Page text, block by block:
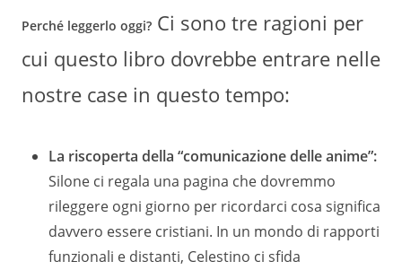
Perché leggerlo oggi? Ci sono tre ragioni per
cui questo libro dovrebbe entrare nelle
nostre case in questo tempo:
La riscoperta della “comunicazione delle anime”:
Silone ci regala una pagina che dovremmo
rileggere ogni giorno per ricordarci cosa significa
davvero essere cristiani. In un mondo di rapporti
funzionali e distanti, Celestino ci sfida